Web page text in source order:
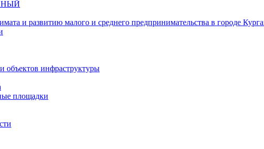
и развитию малого и среднего предпринимательства в городе
объектов инфраструктуры
площадки